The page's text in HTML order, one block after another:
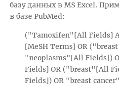
базу данных в MS Excel.
в базе PubMed:
("Tamoxifen"[All Fields]
[MeSH Terms] OR
"neoplasms"[All Fields])
Fields] OR ("breast"[All
Fields]) OR "breast